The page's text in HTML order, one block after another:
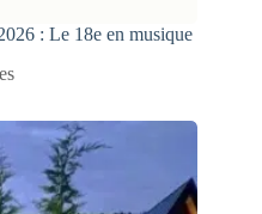
: Le 18e en musique